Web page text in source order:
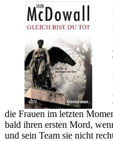
die Frauen im letzten
bald ihren ersten Mord,
und sein Team sie nicht